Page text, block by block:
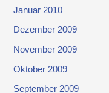
Januar 2010
Dezember 2009
November 2009
Oktober 2009
September 2009